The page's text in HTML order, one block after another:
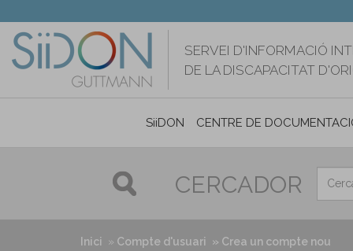
contingut
SERVEI D'INFORMACIÓ
DE LA DISCAPACITAT
SiiDON CENTRE DE
CERCADOR
Inici Compte d'usuari Crea un compte nou